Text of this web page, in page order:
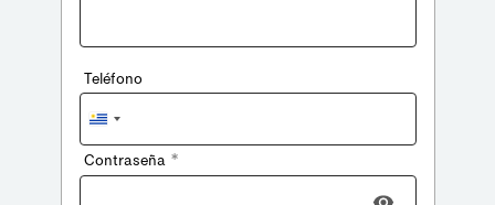
Teléfono
Uruguay
+598
Contraseña *